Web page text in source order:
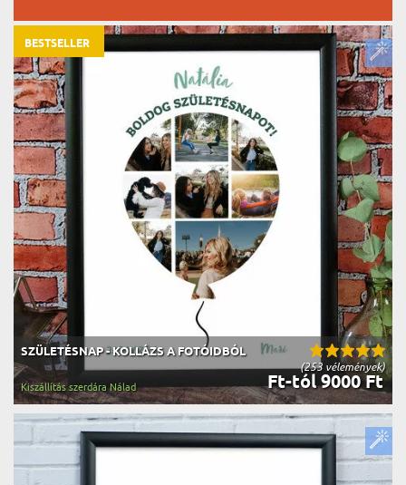
(253 vélemények)
SZÜLETÉSNAP - KOLLÁZS A FOTÓIDBÓL
Ft-tól 9000 Ft
Kiszállítás szerdára Nálad
BESTSELLER